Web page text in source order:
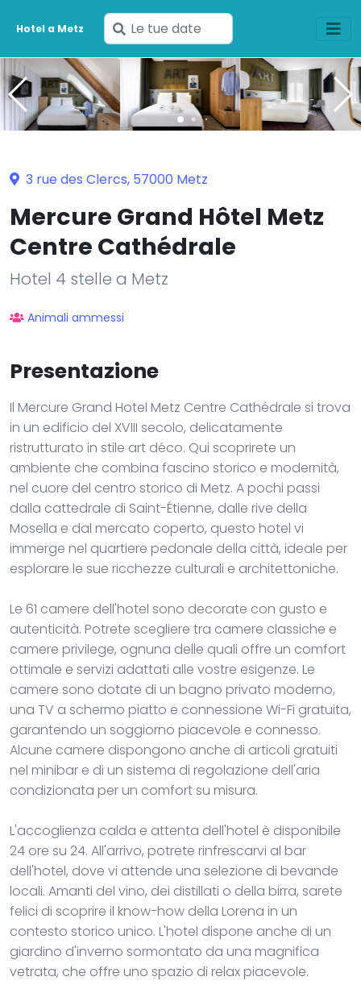
Hotel a Metz
Inserisci
le
date
3 rue des Clercs, 57000 Metz
Mercure Grand Hôtel Metz
Centre Cathédrale
Hotel 4 stelle a Metz
Animali ammessi
Presentazione
Il Mercure Grand Hotel Metz Centre Cathédrale si trova
in un edificio del XVIII secolo, delicatamente
ristrutturato in stile art déco. Qui scoprirete un
ambiente che combina fascino storico e modernità,
nel cuore del centro storico di Metz. A pochi passi
dalla cattedrale di Saint-Étienne, dalle rive della
Mosella e dal mercato coperto, questo hotel vi
immerge nel quartiere pedonale della città, ideale per
esplorare le sue ricchezze culturali e architettoniche.
Le 61 camere dell'hotel sono decorate con gusto e
autenticità. Potrete scegliere tra camere classiche e
camere privilege, ognuna delle quali offre un comfort
ottimale e servizi adattati alle vostre esigenze. Le
camere sono dotate di un bagno privato moderno,
una TV a schermo piatto e connessione Wi-Fi gratuita,
garantendo un soggiorno piacevole e connesso.
Alcune camere dispongono anche di articoli gratuiti
nel minibar e di un sistema di regolazione dell'aria
condizionata per un comfort su misura.
L'accoglienza calda e attenta dell'hotel è disponibile
24 ore su 24. All'arrivo, potrete rinfrescarvi al bar
dell'hotel, dove vi attende una selezione di bevande
locali. Amanti del vino, dei distillati o della birra, sarete
felici di scoprire il know-how della Lorena in un
contesto storico unico. L'hotel dispone anche di un
giardino d'inverno sormontato da una magnifica
vetrata, che offre uno spazio di relax piacevole.